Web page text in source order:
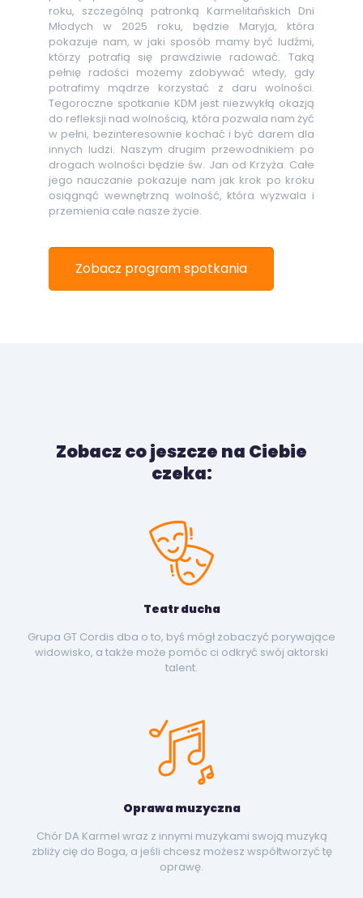
roku, szczególną patronką Karmelitańskich Dni
Młodych w 2025 roku, będzie Maryja, która
pokazuje nam, w jaki sposób mamy być ludźmi,
którzy potrafią się prawdziwie radować. Taką
pełnię radości możemy zdobywać wtedy, gdy
potrafimy mądrze korzystać z daru wolności.
Tegoroczne spotkanie KDM jest niezwykłą okazją
do refleksji nad wolnością, która pozwala nam żyć
w pełni, bezinteresownie kochać i być darem dla
innych ludzi. Naszym drugim przewodnikiem po
drogach wolności będzie św. Jan od Krzyża. Całe
jego nauczanie pokazuje nam jak krok po kroku
osiągnąć wewnętrzną wolność, która wyzwala i
przemienia całe nasze życie.
Zobacz program spotkania
Zobacz co jeszcze na Ciebie
czeka:
Teatr ducha
Grupa GT Cordis dba o to, byś mógł zobaczyć porywające
widowisko, a także może pomóc ci odkryć swój aktorski
talent.
Oprawa muzyczna
Chór DA Karmel wraz z innymi muzykami swoją muzyką
zbliży cię do Boga, a jeśli chcesz możesz współtworzyć tę
oprawę.